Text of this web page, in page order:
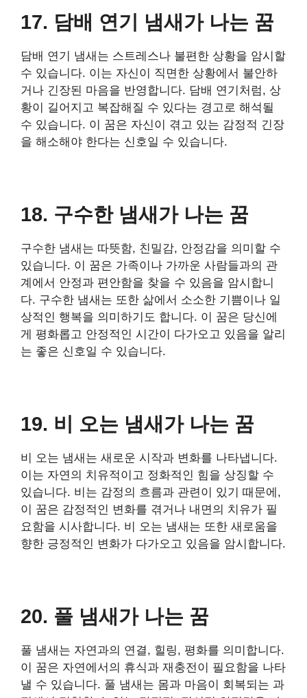
17. 담배 연기 냄새가 나는 꿈
담배 연기 냄새는 스트레스나 불편한 상황을 암시할
수 있습니다. 이는 자신이 직면한 상황에서 불안하
거나 긴장된 마음을 반영합니다. 담배 연기처럼, 상
황이 길어지고 복잡해질 수 있다는 경고로 해석될
수 있습니다. 이 꿈은 자신이 겪고 있는 감정적 긴장
을 해소해야 한다는 신호일 수 있습니다.
18. 구수한 냄새가 나는 꿈
구수한 냄새는 따뜻함, 친밀감, 안정감을 의미할 수
있습니다. 이 꿈은 가족이나 가까운 사람들과의 관
계에서 안정과 편안함을 찾을 수 있음을 암시합니
다. 구수한 냄새는 또한 삶에서 소소한 기쁨이나 일
상적인 행복을 의미하기도 합니다. 이 꿈은 당신에
게 평화롭고 안정적인 시간이 다가오고 있음을 알리
는 좋은 신호일 수 있습니다.
19. 비 오는 냄새가 나는 꿈
비 오는 냄새는 새로운 시작과 변화를 나타냅니다.
이는 자연의 치유적이고 정화적인 힘을 상징할 수
있습니다. 비는 감정의 흐름과 관련이 있기 때문에,
이 꿈은 감정적인 변화를 겪거나 내면의 치유가 필
요함을 시사합니다. 비 오는 냄새는 또한 새로움을
향한 긍정적인 변화가 다가오고 있음을 암시합니다.
20. 풀 냄새가 나는 꿈
풀 냄새는 자연과의 연결, 힐링, 평화를 의미합니다.
이 꿈은 자연에서의 휴식과 재충전이 필요함을 나타
낼 수 있습니다. 풀 냄새는 몸과 마음이 회복되는 과